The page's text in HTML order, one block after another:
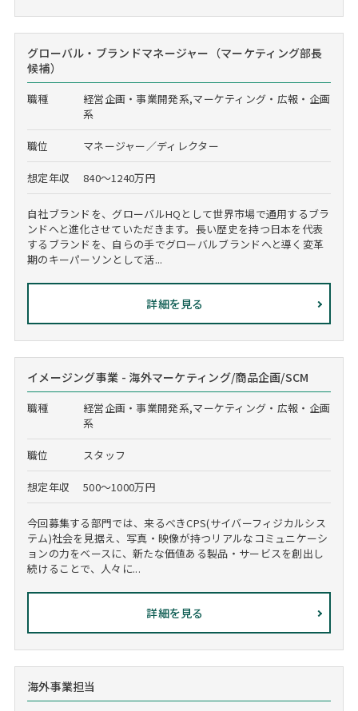
グローバル・ブランドマネージャー（マーケティング部長
候補）
職種
経営企画・事業開発系,マーケティング・広報・企画
系
職位 マネージャー／ディレクター
想定年収 840～1240万円
自社ブランドを、グローバルHQとして世界市場で通用するブラ
ンドへと進化させていただきます。長い歴史を持つ日本を代表
するブランドを、自らの手でグローバルブランドへと導く変革
期のキーパーソンとして活...
詳細を見る
イメージング事業 - 海外マーケティング/商品企画/SCM
職種
経営企画・事業開発系,マーケティング・広報・企画
系
職位 スタッフ
想定年収 500～1000万円
今回募集する部門では、来るべきCPS(サイバーフィジカルシス
テム)社会を見据え、写真・映像が持つリアルなコミュニケーシ
ョンの力をベースに、新たな価値ある製品・サービスを創出し
続けることで、人々に...
詳細を見る
海外事業担当